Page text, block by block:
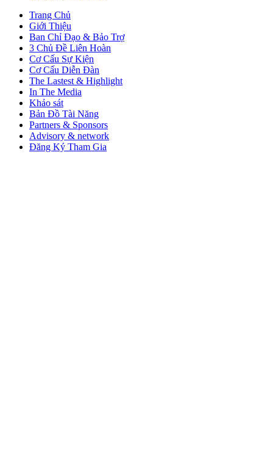
Trang Chủ
Giới Thiệu
Ban Chỉ Đạo & Bảo Trợ
3 Chủ Đề Liên Hoàn
Cơ Cấu Sự Kiện
Cơ Cấu Diễn Đàn
The Lastest & Highlight
In The Media
Khảo sát
Bản Đồ Tài Năng
Partners & Sponsors
Advisory & network
Đăng Ký Tham Gia